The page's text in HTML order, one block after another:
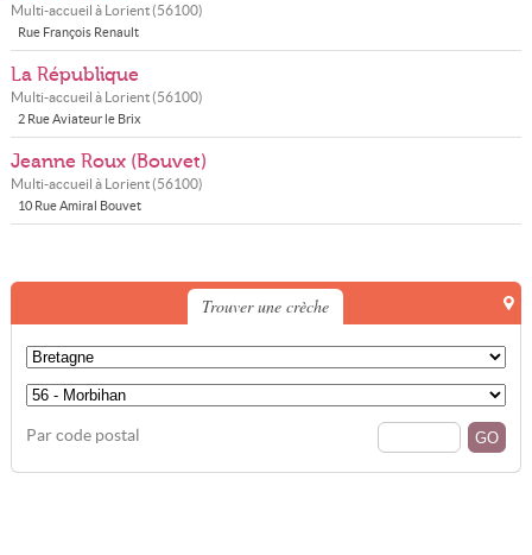
Multi-accueil à Lorient(56100)
Rue François Renault
La République
Multi-accueil à Lorient(56100)
2 Rue Aviateur le Brix
Jeanne Roux (Bouvet)
Multi-accueil à Lorient(56100)
10 Rue Amiral Bouvet
Trouver une crèche
Par code postal